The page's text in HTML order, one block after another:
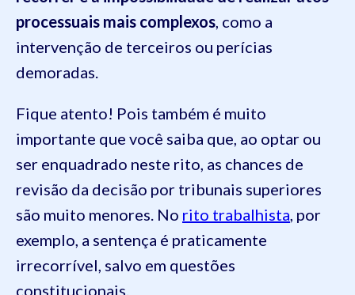
processuais mais complexos, como a
intervenção de terceiros ou perícias
demoradas.
Fique atento! Pois também é muito
importante que você saiba que, ao optar ou
ser enquadrado neste rito, as chances de
revisão da decisão por tribunais superiores
são muito menores. No rito trabalhista, por
exemplo, a sentença é praticamente
irrecorrível, salvo em questões
constitucionais.